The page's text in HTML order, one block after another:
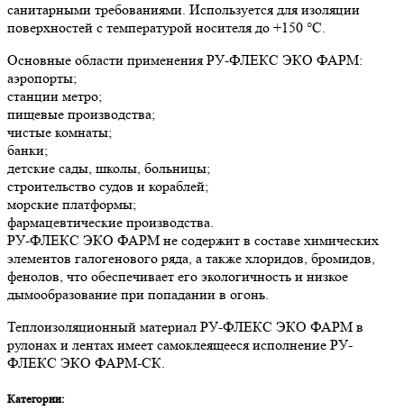
санитарными требованиями. Используется для изоляции
поверхностей с температурой носителя до +150 °С.
Основные области применения РУ-ФЛЕКС ЭКО ФАРМ:
аэропорты;
станции метро;
пищевые производства;
чистые комнаты;
банки;
детские сады, школы, больницы;
строительство судов и кораблей;
морские платформы;
фармацевтические производства.
РУ-ФЛЕКС ЭКО ФАРМ не содержит в составе химических
элементов галогенового ряда, а также хлоридов, бромидов,
фенолов, что обеспечивает его экологичность и низкое
дымообразование при попадании в огонь.
Теплоизоляционный материал РУ-ФЛЕКС ЭКО ФАРМ в
рулонах и лентах имеет самоклеящееся исполнение РУ-
ФЛЕКС ЭКО ФАРМ-СК.
Категории: